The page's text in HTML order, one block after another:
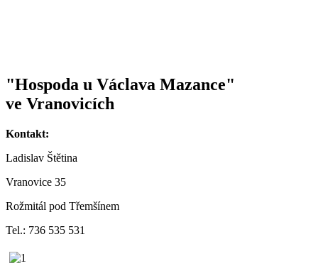
"Hospoda u Václava Mazance"
ve Vranovicích
Kontakt:
Ladislav Štětina
Vranovice 35
Rožmitál pod Třemšínem
Tel.: 736 535 531